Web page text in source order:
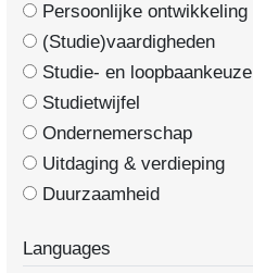
Persoonlijke ontwikkeling
(Studie)vaardigheden
Studie- en loopbaankeuze
Studietwijfel
Ondernemerschap
Uitdaging & verdieping
Duurzaamheid
Languages